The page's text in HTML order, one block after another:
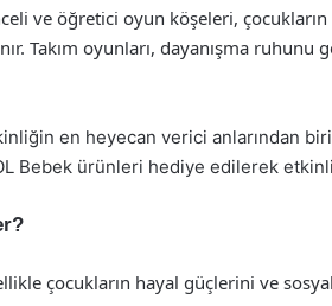
ve öğretici oyun köşeleri,
Takım oyunları, dayanışma
en heyecan verici anlarından
Bebek ürünleri hediye edilerek
çocukların hayal güçlerini ve